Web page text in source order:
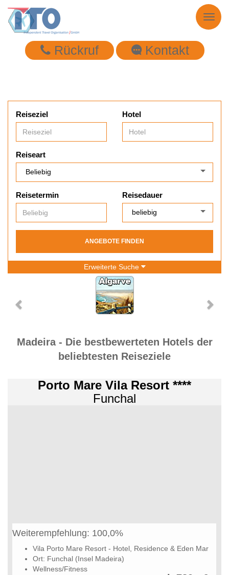
Toggle
Rückruf Kontakt
Reiseziel Hotel
Reiseart
Reisetermin Reisedauer
ANGEBOTE FINDEN
Erweiterte Suche
Madeira - Die bestbewerteten Hotels der
beliebtesten Reiseziele
Porto Mare Vila Resort ****
Funchal
Weiterempfehlung: 100,0%
Vila Porto Mare Resort - Hotel, Residence & Eden Mar
Ort: Funchal (Insel Madeira)
Wellness/Fitness